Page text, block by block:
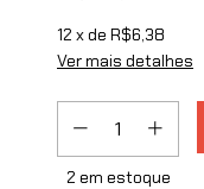
12 x de R$6,38
Ver mais detalhes
2 em estoque